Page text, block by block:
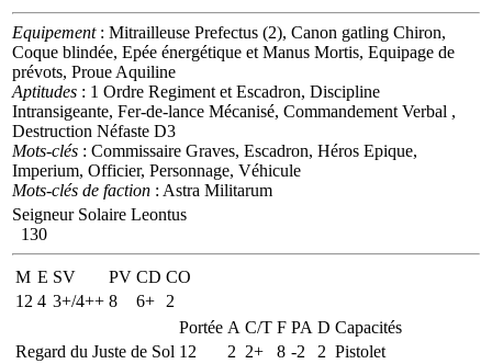
Equipement: Mitrailleuse Prefectus (2), Canon gatling Chiron,
Coque blindée, Epée énergétique et Manus Mortis, Equipage de
prévots, Proue Aquiline
Aptitudes : 1 Ordre Regiment et Escadron, Discipline
Intransigeante, Fer-de-lance Mécanisé, Commandement Verbal ,
Destruction Néfaste D3
Mots-clés : Commissaire Graves, Escadron, Héros Epique,
Imperium, Officier, Personnage, Véhicule
Mots-clés de faction : Astra Militarum
Seigneur Solaire Leontus
130
M E SV PV CD CO
12 4 3+/4++ 8 6+
2
Portée A C/T F PA D Capacités
Regard du Juste de Sol 12 2 2+ 8 -2 2 Pistolet